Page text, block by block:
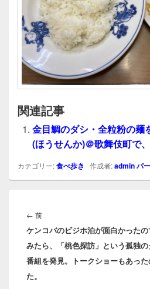
関連記事
金目鯛のダシ・全粒粉の麺
(ほうせんか)＠歌舞伎町で
カテゴリー:食べ歩き 作成者:adminパ
稿
ナ
ビ
ゲ
ー
シ
← 前前
の
投
稿:
ケンコバのビジホ泊が面白かった
みたら、「桃色探訪」という孤独
番組を発見。トークショーもあっ
た。